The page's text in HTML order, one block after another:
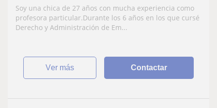
Soy una chica de 27 años con mucha experiencia como
profesora particular.Durante los 6 años en los que cursé
Derecho y Administración de Em...
ver más Contactar